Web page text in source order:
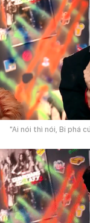
"Ai nói thì nói, Bi phá